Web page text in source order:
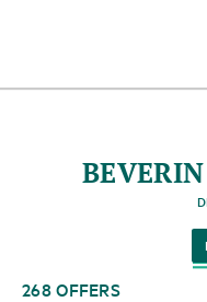
parks
a
268 OFFERS